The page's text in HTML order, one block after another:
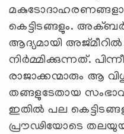
കെട്ടിടങ്ങളും.
ആദ്യമായി
നിർമ്മിക്കുന്നത്.
രാജാക്കന്മാരും ആ
തങ്ങളുടേതായ
ഇതിൽ പല
പ്രൗഢിയോടെ